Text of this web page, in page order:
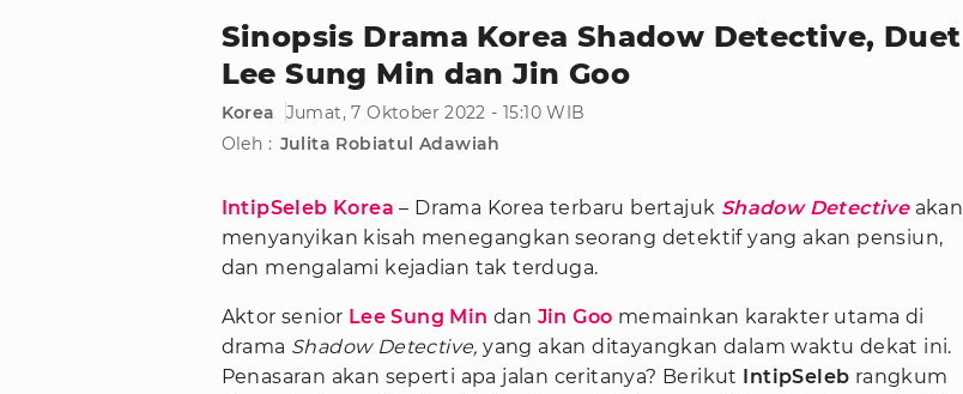
Sinopsis Drama Korea Shadow Detective, Duet
Lee Sung Min dan Jin Goo
Korea
Jumat, 7 Oktober 2022 - 15:10 WIB
Oleh : Julita Robiatul Adawiah
IntipSeleb Korea – Drama Korea terbaru bertajuk Shadow Detectiveakan
menyanyikan kisah menegangkan seorang detektif yang akan pensiun,
dan mengalami kejadian tak terduga.
Aktor senior Lee Sung Min dan Jin Goo memainkan karakter utama di
drama Shadow Detective, yang akan ditayangkan dalam waktu dekat ini.
Penasaran akan seperti apa jalan ceritanya? Berikut
IntipSeleb rangkum